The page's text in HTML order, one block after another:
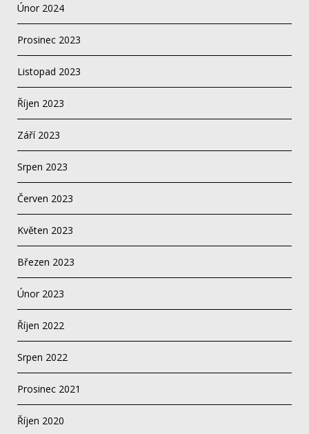
Únor 2024
Prosinec 2023
Listopad 2023
Říjen 2023
Září 2023
Srpen 2023
Červen 2023
Květen 2023
Březen 2023
Únor 2023
Říjen 2022
Srpen 2022
Prosinec 2021
Říjen 2020